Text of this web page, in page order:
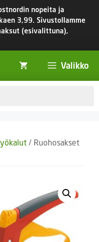
nopeita ja
3,99. Sivustollamme
(esivalittuna),
Valikko
/ Ruohosakset